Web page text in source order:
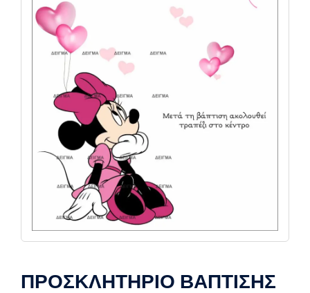
ΠΡΟΣΚΛΗΤΗΡΙΟ ΒΑΠΤΙΣΗΣ